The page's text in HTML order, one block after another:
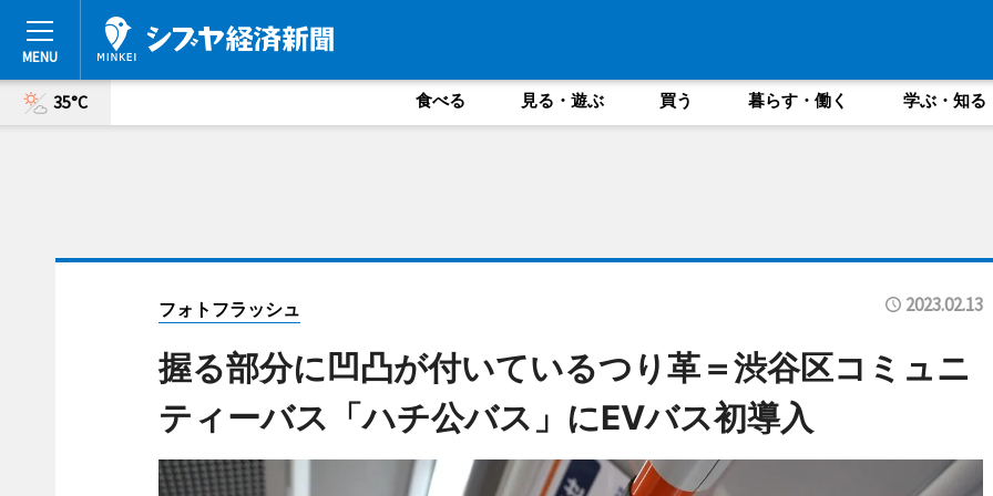
35°C 食べる 見る・遊ぶ 買う 暮らす・働く 学ぶ・知る
フォトフラッシュ 2023.02.13
握る部分に凹凸が付いているつり革＝渋谷区コミュニ
ティーバス「ハチ公バス」にEVバス初導入